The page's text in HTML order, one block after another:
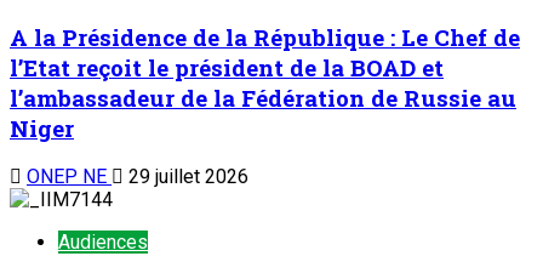
A la Présidence de la République : Le Chef de
l’Etat reçoit le président de la BOAD et
l’ambassadeur de la Fédération de Russie au
Niger
ONEP NE 29 juillet 2026
Audiences